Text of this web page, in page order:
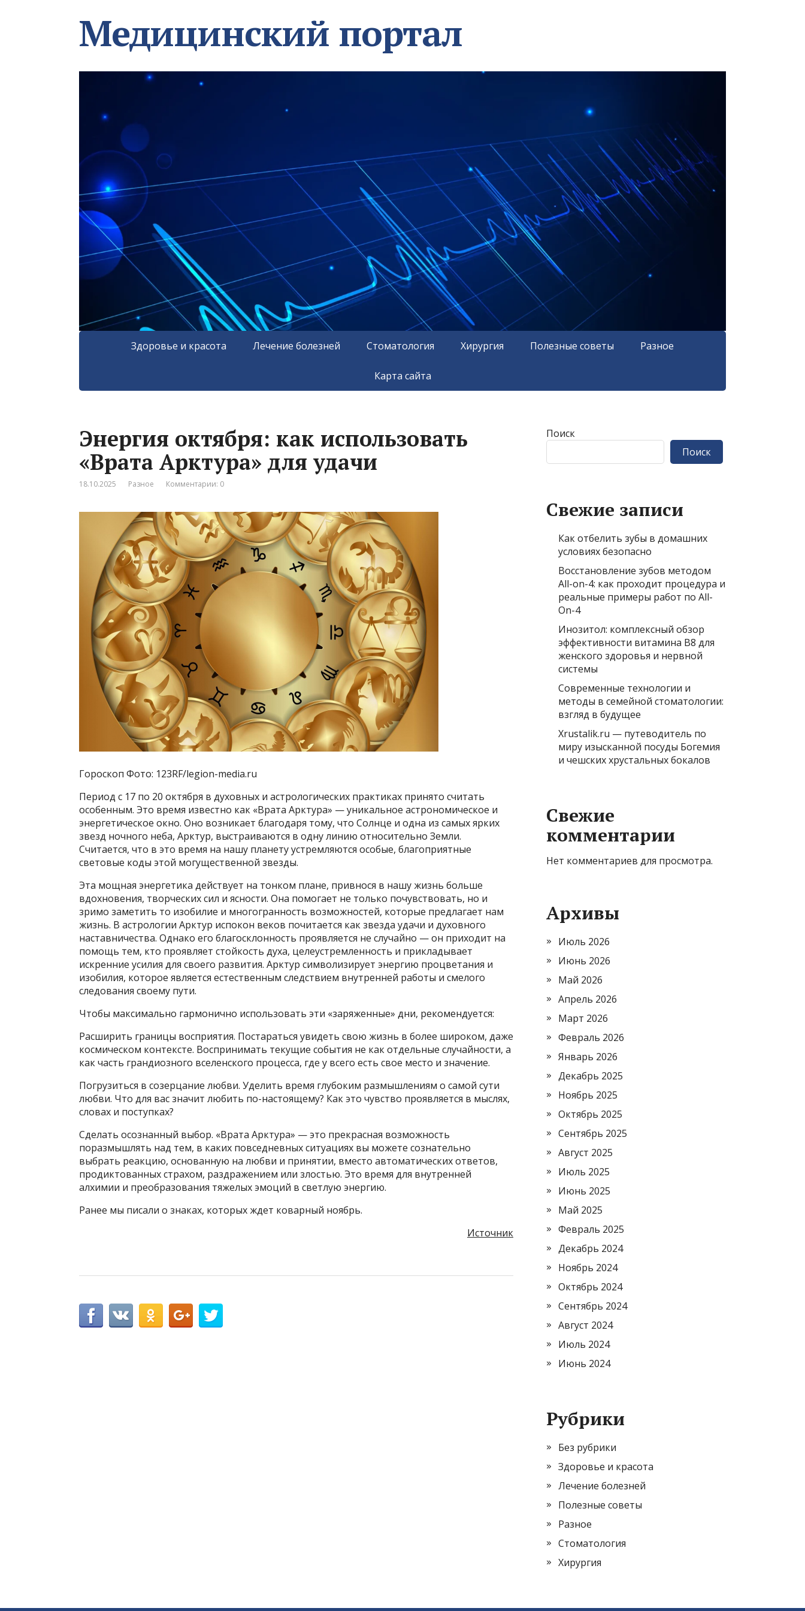
Медицинский портал
Здоровье и красота Лечение болезней Стоматология Хирургия Полезные советы Разное
Карта сайта
Энергия октября: как использовать
«Врата Арктура» для удачи
18.10.2025 Разное Комментарии: 0
Гороскоп Фото: 123RF/legion-media.ru
Период с 17 по 20 октября в духовных и астрологических практиках принято считать
особенным. Это время известно как «Врата Арктура» — уникальное астрономическое и
энергетическое окно. Оно возникает благодаря тому, что Солнце и одна из самых ярких
звезд ночного неба, Арктур, выстраиваются в одну линию относительно Земли.
Считается, что в это время на нашу планету устремляются особые, благоприятные
световые коды этой могущественной звезды.
Эта мощная энергетика действует на тонком плане, привнося в нашу жизнь больше
вдохновения, творческих сил и ясности. Она помогает не только почувствовать, но и
зримо заметить то изобилие и многогранность возможностей, которые предлагает нам
жизнь. В астрологии Арктур испокон веков почитается как звезда удачи и духовного
наставничества. Однако его благосклонность проявляется не случайно — он приходит на
помощь тем, кто проявляет стойкость духа, целеустремленность и прикладывает
искренние усилия для своего развития. Арктур символизирует энергию процветания и
изобилия, которое является естественным следствием внутренней работы и смелого
следования своему пути.
Чтобы максимально гармонично использовать эти «заряженные» дни, рекомендуется:
Расширить границы восприятия. Постараться увидеть свою жизнь в более широком, даже
космическом контексте. Воспринимать текущие события не как отдельные случайности, а
как часть грандиозного вселенского процесса, где у всего есть свое место и значение.
Погрузиться в созерцание любви. Уделить время глубоким размышлениям о самой сути
любви. Что для вас значит любить по-настоящему? Как это чувство проявляется в мыслях,
словах и поступках?
Сделать осознанный выбор. «Врата Арктура» — это прекрасная возможность
поразмышлять над тем, в каких повседневных ситуациях вы можете сознательно
выбрать реакцию, основанную на любви и принятии, вместо автоматических ответов,
продиктованных страхом, раздражением или злостью. Это время для внутренней
алхимии и преобразования тяжелых эмоций в светлую энергию.
Ранее мы писали о знаках, которых ждет коварный ноябрь.
Источник
Поиск
Поиск
Свежие записи
Как отбелить зубы в домашних
условиях безопасно
Восстановление зубов методом
All-on-4: как проходит процедура и
реальные примеры работ по All-
On-4
Инозитол: комплексный обзор
эффективности витамина B8 для
женского здоровья и нервной
системы
Современные технологии и
методы в семейной стоматологии:
взгляд в будущее
Xrustalik.ru — путеводитель по
миру изысканной посуды Богемия
и чешских хрустальных бокалов
Свежие
комментарии
Нет комментариев для просмотра.
Архивы
Июль 2026
Июнь 2026
Май 2026
Апрель 2026
Март 2026
Февраль 2026
Январь 2026
Декабрь 2025
Ноябрь 2025
Октябрь 2025
Сентябрь 2025
Август 2025
Июль 2025
Июнь 2025
Май 2025
Февраль 2025
Декабрь 2024
Ноябрь 2024
Октябрь 2024
Сентябрь 2024
Август 2024
Июль 2024
Июнь 2024
Рубрики
Без рубрики
Здоровье и красота
Лечение болезней
Полезные советы
Разное
Стоматология
Хирургия